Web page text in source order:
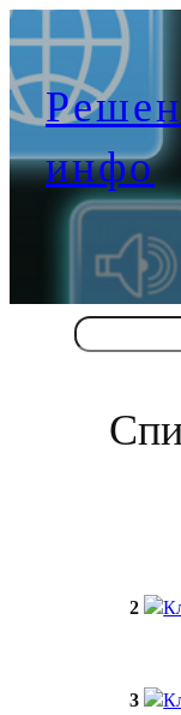
Перейти
к
содержимому
инфо
2
3